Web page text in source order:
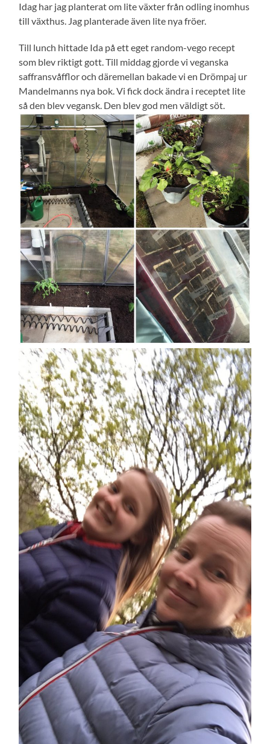
Idag har jag planterat om lite växter från odling inomhus
till växthus. Jag planterade även lite nya fröer.
Till lunch hittade Ida på ett eget random-vego recept
som blev riktigt gott. Till middag gjorde vi veganska
saffransvåfflor och däremellan bakade vi en Drömpaj ur
Mandelmanns nya bok. Vi fick dock ändra i receptet lite
så den blev vegansk. Den blev god men väldigt söt.